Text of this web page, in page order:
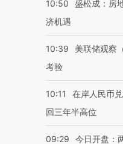
10:50
盛松成：房
济机遇
10:39
美联储观察
考验
10:11
在岸人民币
回三年半高位
09:29
今日开盘：